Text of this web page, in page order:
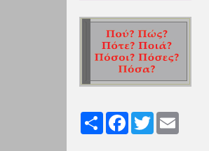
Share FacebookTwitter